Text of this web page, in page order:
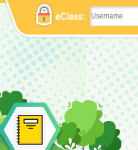
eClass: